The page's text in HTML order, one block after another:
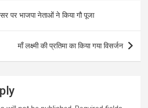
पर भाजपा नेताओं ने किया गौ पूजा
माँ लक्ष्मी की प्रतिमा का किया गया विसर्जन